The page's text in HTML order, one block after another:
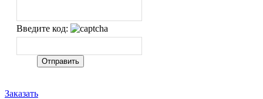
Введите код:
Заказать